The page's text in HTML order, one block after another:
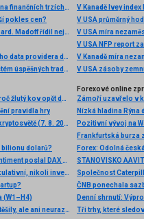
Chamtivost a strach: Největší cenové pohyby na finančních trzích (červenec 2026)
pokles cen?
Stvořil elitní klub, kde Ameriku obral o 65 miliard. Madoff řídil největší Ponzi dějin
Historická data, kde je získat, jak připojit svého data providera do MultiCharts a proč je budeme potřebovat? (4. díl)
Jak obchodují profíci: Fibonacci trading - systém úspěšných traderů
V Kanadě Ivey index
V USA průměrný
V USA míra
V USA NFP report
V Kanadě míra
V USA zásoby
Zlato vyráží k novým maximům: Tři důvody, proč žlutý kov opět dominuje
pravidla hry
Krypto šeptanda: Co přinesl poslední týden v kryptosvětě (7. 8. 2026)
bilionu dolarů?
Analýza DAX, Nasdaq, EUR/USD: Zlepšený sentiment poslal DAX na nová maxima
Praktické okénko: Bitcoin aktuálně jako spekulativní, nikoli investiční aktivum
(W1–H4)
Akciová analýza: Výsledky McDonald’s nepotěšily, ale ani neurazily. Jakou vizi společnost prezentovala?
Forexové online
Nízká hladina
Pozitivní vývoj na
Frankfurtská burza
Denní shrnutí:
Tři trhy, které